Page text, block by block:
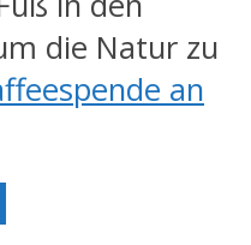
die Natur zu
an